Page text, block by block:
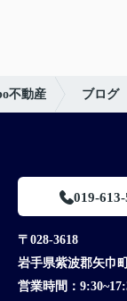
不動産 ブログ
019-
〒028-3618
岩手県紫波郡矢巾
営業時間：